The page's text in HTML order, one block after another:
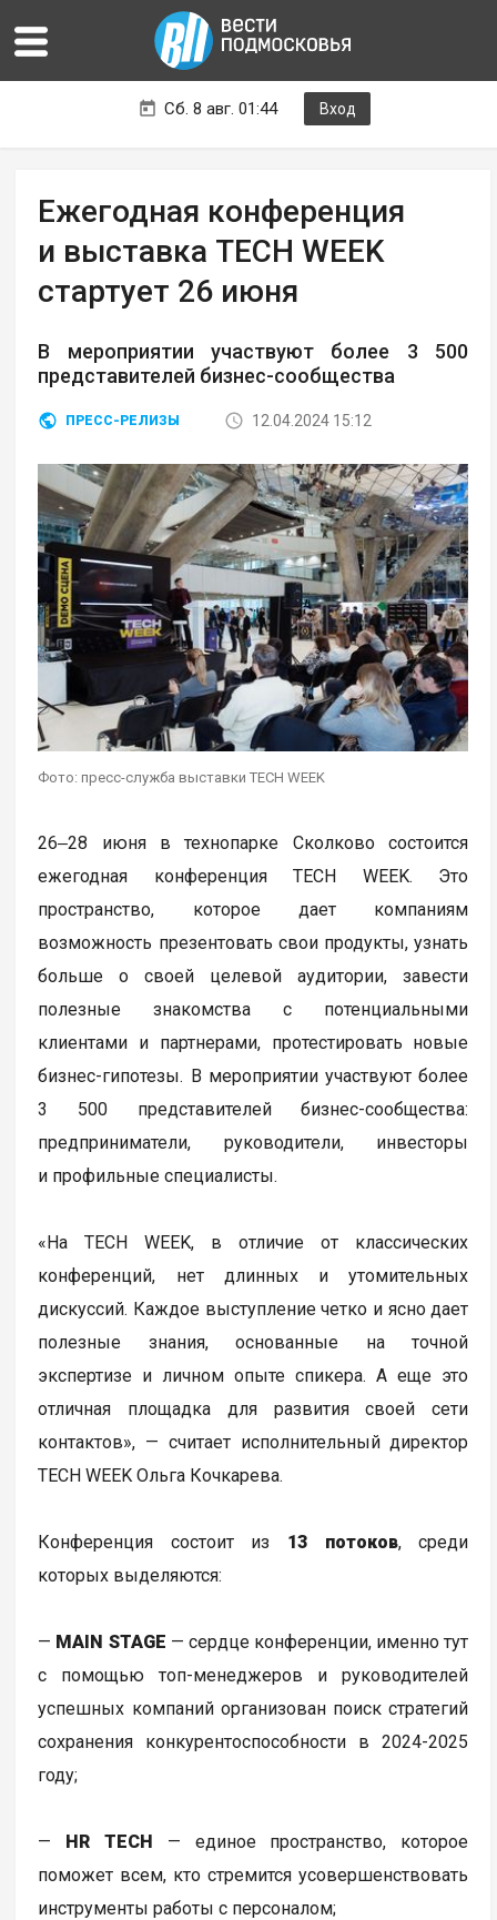
Сб. 8 авг. 01:44 Вход
Ежегодная конференция
и выставка TECH WEEK
стартует 26 июня
В мероприятии участвуют более 3 500
представителей бизнес-сообщества
ПРЕСС-РЕЛИЗЫ 12.04.2024 15:12
Фото: пресс-служба выставки TECH WEEK
26‒28 июня в технопарке Сколково состоится
ежегодная конференция TECH WEEK. Это
пространство, которое дает компаниям
возможность презентовать свои продукты, узнать
больше о своей целевой аудитории, завести
полезные знакомства с потенциальными
клиентами и партнерами, протестировать новые
бизнес-гипотезы. В мероприятии участвуют более
3 500 представителей бизнес-сообщества:
предприниматели, руководители, инвесторы
и профильные специалисты.
«На TECH WEEK, в отличие от классических
конференций, нет длинных и утомительных
дискуссий. Каждое выступление четко и ясно дает
полезные знания, основанные на точной
экспертизе и личном опыте спикера. А еще это
отличная площадка для развития своей сети
контактов», — считает исполнительный директор
TECH WEEK Ольга Кочкарева.
Конференция состоит из 13 потоков, среди
которых выделяются:
— MAIN STAGE — сердце конференции, именно тут
с помощью топ-менеджеров и руководителей
успешных компаний организован поиск стратегий
сохранения конкурентоспособности в 2024-2025
году;
— HR TECH — единое пространство, которое
поможет всем, кто стремится усовершенствовать
инструменты работы с персоналом;